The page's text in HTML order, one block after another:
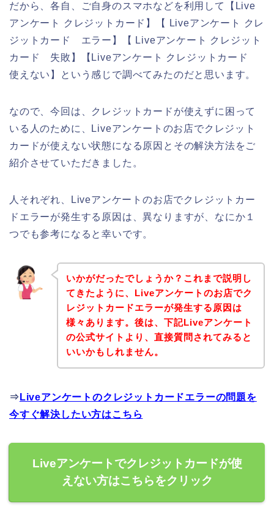
だから、各自、ご自身のスマホなどを利用して【Live
アンケート クレジットカード】【 Liveアンケート クレ
ジットカード エラー】【 Liveアンケート クレジット
カード 失敗】【Liveアンケート クレジットカード
使えない】という感じで調べてみたのだと思います。
なので、今回は、クレジットカードが使えずに困って
いる人のために、Liveアンケートのお店でクレジット
カードが使えない状態になる原因とその解決方法をご
紹介させていただきました。
人それぞれ、Liveアンケートのお店でクレジットカー
ドエラーが発生する原因は、異なりますが、なにか１
つでも参考になると幸いです。
いかがだったでしょうか？これまで説明し
てきたように、Liveアンケートのお店でク
レジットカードエラーが発生する原因は
様々あります。後は、下記Liveアンケート
の公式サイトより、直接質問されてみると
いいかもしれません。
⇒ Liveアンケートのクレジットカードエラーの問題を
今すぐ解決したい方はこちら
Liveアンケートでクレジットカードが使
えない方はこちらをクリック